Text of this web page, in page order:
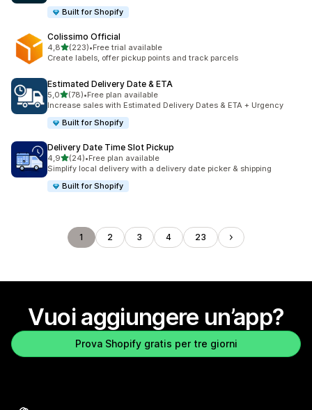
Built for Shopify
Colissimo Official
4,8stelle su 5
(223)
223 recensioni totali
•Free trial available
Create labels, offer pickup points and track parcels
Estimated Delivery Date & ETA
5,0stelle su 5
(78)
78 recensioni totali
•Free plan available
Increase sales with Estimated Delivery Dates & ETA + Urgency
Built for Shopify
Delivery Date Time Slot Pickup
4,9stelle su 5
(24)
24 recensioni totali
•Free plan available
Simplify local delivery with a delivery date picker & shipping
Built for Shopify
1 2 3 4 23
Vuoi aggiungere un’app?
Prova Shopify gratis per tre giorni